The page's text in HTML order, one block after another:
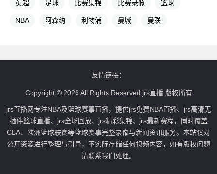
英超 足球 比赛集锦 比赛录像 篮球
NBA 阿森纳 利物浦 曼城 曼联
友情链接：
Copyright © 2026 All Rights Reserved jrs直播 版权所有
jrs直播网专注NBA及篮球赛事直播，提供jrs免费NBA直播、jrs高清无
插件篮球直播、jrs全场回放、jrs精彩集锦、jrs最新赛程，同时覆盖
CBA、欧洲篮球联赛等篮球赛事完整录像与新闻资讯服务。本站仅对
公开资源进行整理与引导，不实际存储任何视频内容，如有版权问题
请联系我们处理。